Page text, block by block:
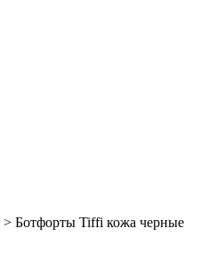
> Ботфорты Tiffi кожа черные